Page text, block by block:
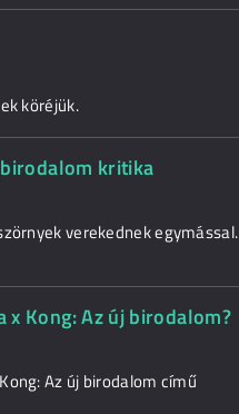
köréjük.
kritika
verekednek egymással.
Kong: Az új birodalom?
Az új birodalom című